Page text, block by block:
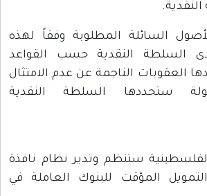
السائلة المطلوبة وفقاً لهذه
السلطة النقدية حسب القواعد
العقوبات الناجمة عن عدم الامتثال
ستحددها السلطة النقدية
ستنظم وتدير نظام نافذة
المؤقت للبنوك العاملة في